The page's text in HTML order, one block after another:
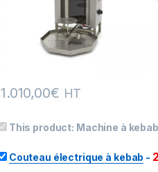
1.010,00€ HT
This product: Machine à
Couteau électrique à kebab -